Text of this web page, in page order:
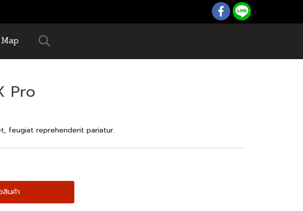
Pro
feugiat reprehenderit pariatur.
สินค้า